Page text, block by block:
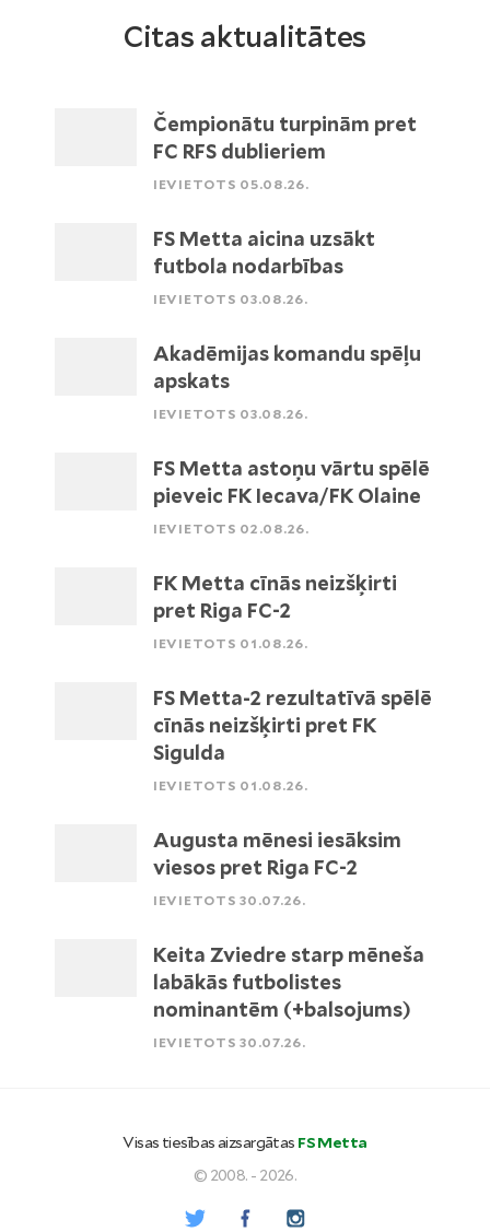
Citas aktualitātes
Čempionātu turpinām pret
FC RFS dublieriem
IEVIETOTS 05.08.26.
FS Metta aicina uzsākt
futbola nodarbības
IEVIETOTS 03.08.26.
Akadēmijas komandu spēļu
apskats
IEVIETOTS 03.08.26.
FS Metta astoņu vārtu spēlē
pieveic FK Iecava/FK Olaine
IEVIETOTS 02.08.26.
FK Metta cīnās neizšķirti
pret Riga FC-2
IEVIETOTS 01.08.26.
FS Metta-2 rezultatīvā spēlē
cīnās neizšķirti pret FK
Sigulda
IEVIETOTS 01.08.26.
Augusta mēnesi iesāksim
viesos pret Riga FC-2
IEVIETOTS 30.07.26.
Keita Zviedre starp mēneša
labākās futbolistes
nominantēm (+balsojums)
IEVIETOTS 30.07.26.
Visas tiesības aizsargātas FS Metta
© 2008. - 2026.